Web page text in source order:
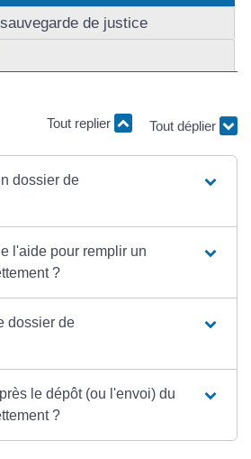
de justice
Tout replier Tout déplier
dossier de
l'aide pour remplir un
?
dossier de
le dépôt (ou l'envoi) du
?